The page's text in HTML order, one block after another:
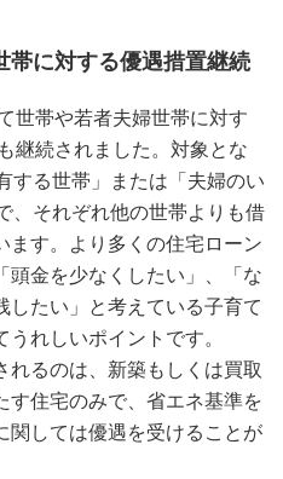
帯に対する優遇措置継続
世帯や若者夫婦世帯に対す
継続されました。対象とな
する世帯」または「夫婦のい
、それぞれ他の世帯よりも借
ます。より多くの住宅ローン
頭金を少なくしたい」、「な
したい」と考えている子育て
れしいポイントです。
れるのは、新築もしくは買取
す住宅のみで、省エネ基準を
関しては優遇を受けることが